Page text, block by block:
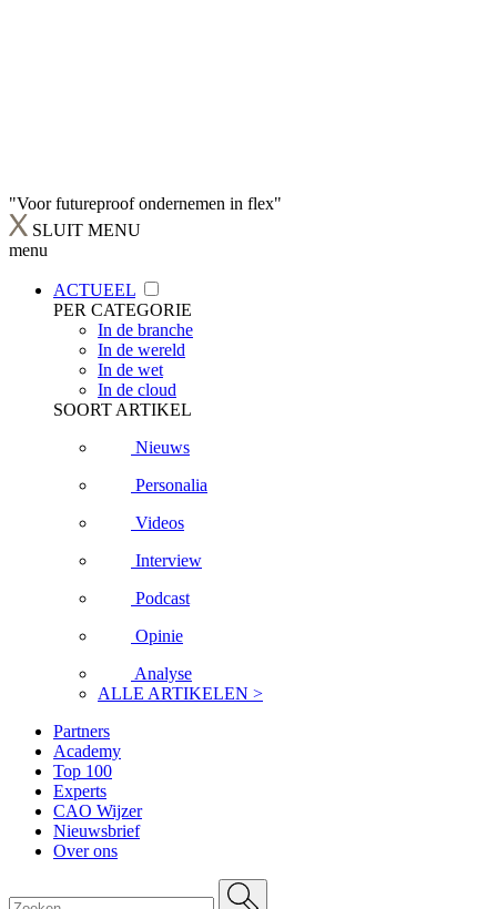
"Voor futureproof ondernemen in flex"
SLUIT MENU
menu
ACTUEEL
PER CATEGORIE
In de branche
In de wereld
In de wet
In de cloud
SOORT ARTIKEL
Nieuws
Personalia
Videos
Interview
Podcast
Opinie
Analyse
ALLE ARTIKELEN >
Partners
Academy
Top 100
Experts
CAO Wijzer
Nieuwsbrief
Over ons